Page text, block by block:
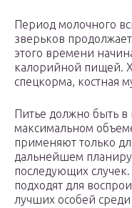
Период молочного
зверьков
этого времени
калорийной пищей.
спецкорма, костная
Питье должно быть в
максимальном
применяют только
дальнейшем
последующих
подходят для
лучших особей